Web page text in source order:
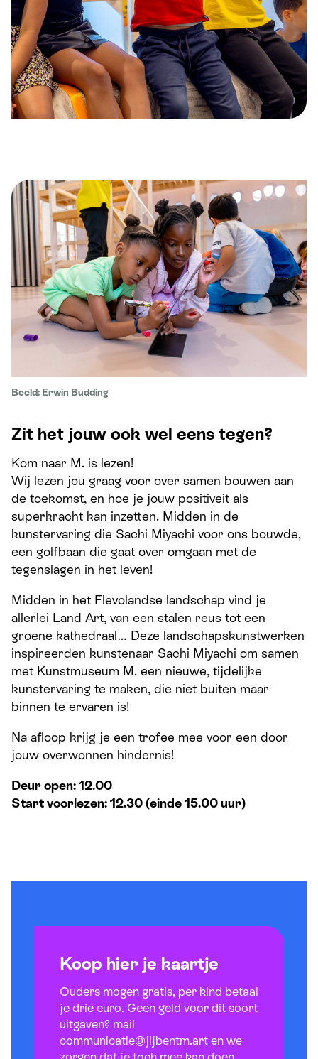
Beeld: Erwin Budding
Zit het jouw ook wel eens tegen?
Kom naar M. is lezen!
Wij lezen jou graag voor over samen bouwen aan
de toekomst, en hoe je jouw positiveit als
superkracht kan inzetten. Midden in de
kunstervaring die Sachi Miyachi voor ons bouwde,
een golfbaan die gaat over omgaan met de
tegenslagen in het leven!
Midden in het Flevolandse landschap vind je
allerlei Land Art, van een stalen reus tot een
groene kathedraal… Deze landschapskunstwerken
inspireerden kunstenaar Sachi Miyachi om samen
met Kunstmuseum M. een nieuwe, tijdelijke
kunstervaring te maken, die niet buiten maar
binnen te ervaren is!
Na afloop krijg je een trofee mee voor een door
jouw overwonnen hindernis!
Deur open: 12.00
Start voorlezen: 12.30 (einde 15.00 uur)
Koop hier je kaartje
Ouders mogen gratis, per kind betaal
je drie euro. Geen geld voor dit soort
uitgaven? mail
communicatie@jijbentm.art en we